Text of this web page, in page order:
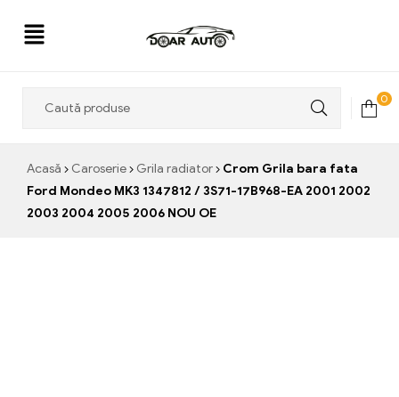
0
Acasă Caroserie Grila radiator
Crom Grila bara fata
Ford Mondeo MK3 1347812 / 3S71-17B968-EA 2001 2002
2003 2004 2005 2006 NOU OE